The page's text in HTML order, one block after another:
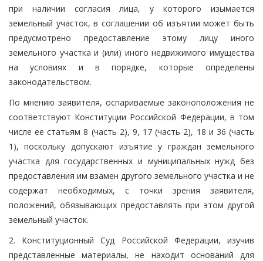
при наличии согласия лица, у которого изымается
земельный участок, в соглашении об изъятии может быть
предусмотрено предоставление этому лицу иного
земельного участка и (или) иного недвижимого имущества
на условиях и в порядке, которые определены
законодательством.
По мнению заявителя, оспариваемые законоположения не
соответствуют Конституции Российской Федерации, в том
числе ее статьям 8 (часть 2), 9, 17 (часть 2), 18 и 36 (часть
1), поскольку допускают изъятие у граждан земельного
участка для государственных и муниципальных нужд без
предоставления им взамен другого земельного участка и не
содержат необходимых, с точки зрения заявителя,
положений, обязывающих предоставлять при этом другой
земельный участок.
2. Конституционный Суд Российской Федерации, изучив
представленные материалы, не находит оснований для